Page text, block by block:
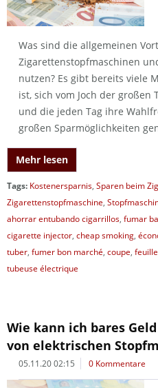
Was sind die allgemeinen
Zigarettenstopfmaschinen
nutzen? Es gibt bereits viele
ist, sich vom Joch der großen
und die jeden Tag ihre
großen Sparmöglichkeiten
Mehr lesen
Tags: Kostenersparnis, Sparen beim
Zigarettenstopfmaschine,
ahorrar entubando cigarrillos, fumar
cigarette injector, cheap smoking,
tuber, fumer bon marché, coupe,
tubeuse électrique
Wie kann ich bares
von elektrischen
05.11.20 02:15 0 Kommentare